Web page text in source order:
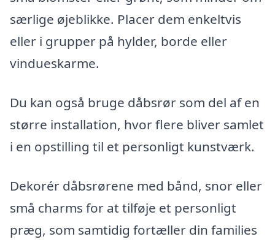
særlige øjeblikke. Placer dem enkeltvis
eller i grupper på hylder, borde eller
vindueskarme.
Du kan også bruge dåbsrør som del af en
større installation, hvor flere bliver samlet
i en opstilling til et personligt kunstværk.
Dekorér dåbsrørene med bånd, snor eller
små charms for at tilføje et personligt
præg, som samtidig fortæller din families